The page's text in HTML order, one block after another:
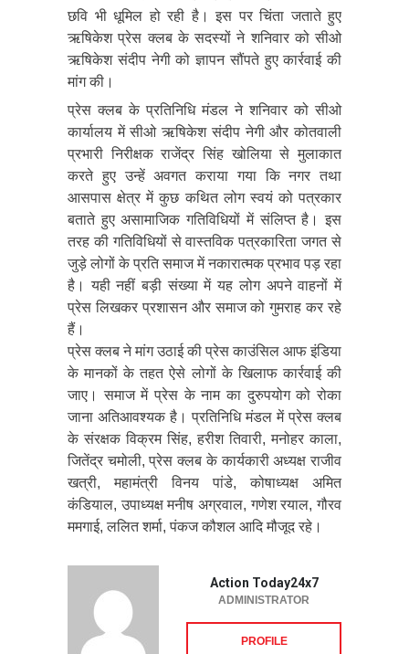
छवि भी धूमिल हो रही है। इस पर चिंता जताते हुए
ऋषिकेश प्रेस क्लब के सदस्यों ने शनिवार को सीओ
ऋषिकेश संदीप नेगी को ज्ञापन सौंपते हुए कार्रवाई की
मांग की।
प्रेस क्लब के प्रतिनिधि मंडल ने शनिवार को सीओ
कार्यालय में सीओ ऋषिकेश संदीप नेगी और कोतवाली
प्रभारी निरीक्षक राजेंद्र सिंह खोलिया से मुलाकात
करते हुए उन्हें अवगत कराया गया कि नगर तथा
आसपास क्षेत्र में कुछ कथित लोग स्वयं को पत्रकार
बताते हुए असामाजिक गतिविधियों में संलिप्त है। इस
तरह की गतिविधियों से वास्तविक पत्रकारिता जगत से
जुड़े लोगों के प्रति समाज में नकारात्मक प्रभाव पड़ रहा
है। यही नहीं बड़ी संख्या में यह लोग अपने वाहनों में
प्रेस लिखकर प्रशासन और समाज को गुमराह कर रहे
हैं।
प्रेस क्लब ने मांग उठाई की प्रेस काउंसिल आफ इंडिया
के मानकों के तहत ऐसे लोगों के खिलाफ कार्रवाई की
जाए। समाज में प्रेस के नाम का दुरुपयोग को रोका
जाना अतिआवश्यक है। प्रतिनिधि मंडल में प्रेस क्लब
के संरक्षक विक्रम सिंह, हरीश तिवारी, मनोहर काला,
जितेंद्र चमोली, प्रेस क्लब के कार्यकारी अध्यक्ष राजीव
खत्री, महामंत्री विनय पांडे, कोषाध्यक्ष अमित
कंडियाल, उपाध्यक्ष मनीष अग्रवाल, गणेश रयाल, गौरव
ममगाई, ललित शर्मा, पंकज कौशल आदि मौजूद रहे।
Action Today24x7
ADMINISTRATOR
PROFILE